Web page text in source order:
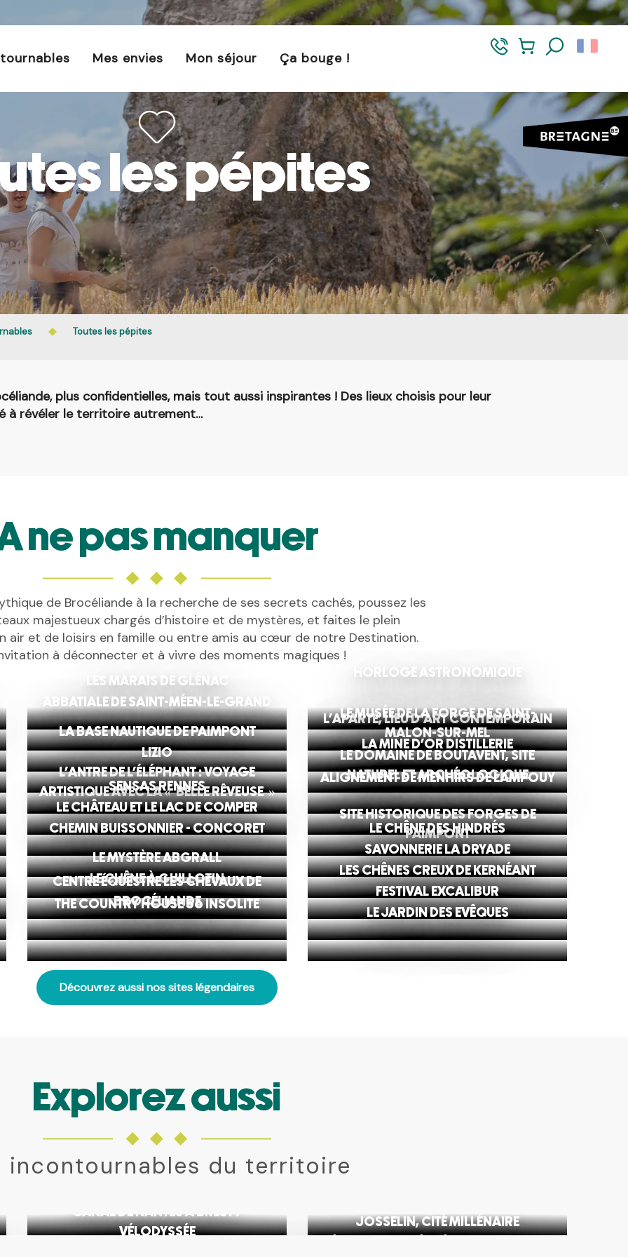
est interdit chaque jour de 21h à 5h en Ille-et-Vilaine et dans le Morbihan. L’accès reste autorisé de 5h à 21h.
Mes envies Mon séjour Ça bouge !
les pépites
Toutes les pépites
plus confidentielles, mais tout aussi inspirantes ! Des lieux choisis pour leur
à révéler le territoire autrement…
ne pas manquer
de Brocéliande à la recherche de ses secrets cachés, poussez les
majestueux chargés d’histoire et de mystères, et faites le plein
air et de loisirs en famille ou entre amis au cœur de notre Destination.
à déconnecter et à vivre des moments magiques !
LES MARAIS DE GLÉNAC
HORLOGE ASTRONOMIQUE
ABBATIALE DE SAINT-MÉEN-LE-GRAND
L'APARTÉ, LIEU D'ART CONTEMPORAIN
LA BASE NAUTIQUE DE PAIMPONT
LE MUSÉE DE LA FORGE DE SAINT-
MALON-SUR-MEL
LIZIO
LA MINE D'OR DISTILLERIE
L’ANTRE DE L’ÉLÉPHANT : VOYAGE
ARTISTIQUE AVEC LA « BELLE RÊVEUSE »
LE DOMAINE DE BOUTAVENT, SITE
NATUREL ET ARCHÉOLOGIQUE
SENSAS RENNES
ALIGNEMENT DE MENHIRS DE LAMPOUY
LE CHÂTEAU ET LE LAC DE COMPER
SITE HISTORIQUE DES FORGES DE
PAIMPONT
CHEMIN BUISSONNIER - CONCORET
LE CHÊNE DES HINDRÉS
LE MYSTÈRE ABGRALL
SAVONNERIE LA DRYADE
LE CHÊNE À GUILLOTIN
LES CHÊNES CREUX DE KERNÉANT
CENTRE ÉQUESTRE LES CHEVAUX DE
BROCÉLIANDE
FESTIVAL EXCALIBUR
THE COUNTRY HOUSE 56 INSOLITE
LE JARDIN DES EVÊQUES
Découvrez aussi nos sites légendaires
Explorez aussi
incontournables du territoire
CANAL DE NANTES À BREST /
VÉLODYSSÉE
JOSSELIN, CITÉ MILLÉNAIRE